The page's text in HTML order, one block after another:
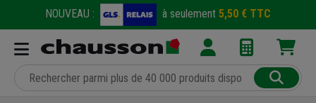
NOUVEAU : à seulement 5,50 € TTC